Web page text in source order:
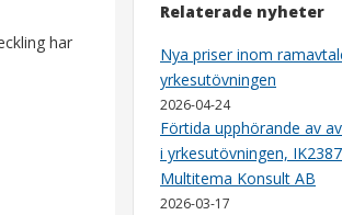
har
Relaterade nyheter
Nya priser inom
yrkesutövningen
2026-04-24
Förtida upphörande av
i yrkesutövningen,
Multitema Konsult AB
2026-03-17